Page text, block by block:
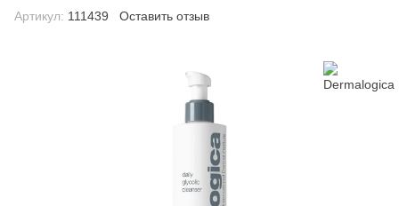
Артикул: 111439 Оставить отзыв